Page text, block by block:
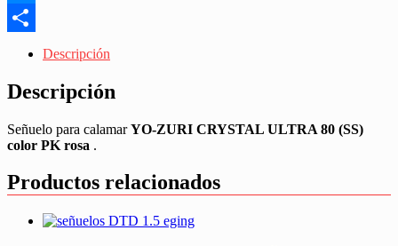
Messenger
Descripción
Descripción
Señuelo para calamarYO-ZURI CRYSTAL ULTRA 80 (SS)
color PK rosa .
Productos relacionados